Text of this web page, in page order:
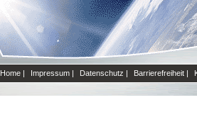
Home | Impressum | Datenschutz | Barrierefreiheit |